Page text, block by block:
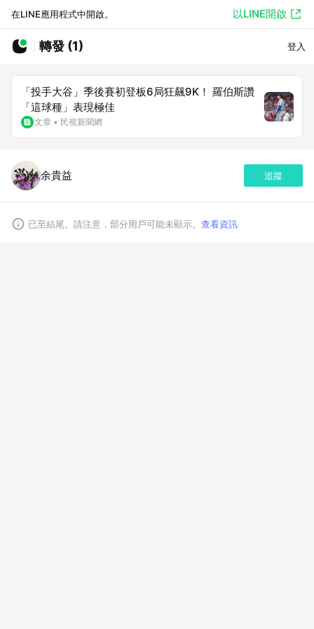
在LINE應用程式中開啟。 以LINE開啟
轉發 (1) 登入
「投手大谷」季後賽初登板6局狂飆9K！ 羅伯斯讚
「這球種」表現極佳
文章 • 民視新聞網
余貴益 追蹤
已至結尾。請注意，部分用戶可能未顯示。 查看資訊